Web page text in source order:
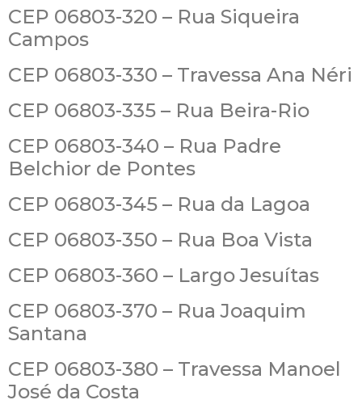
CEP 06803-320 – Rua Siqueira
Campos
CEP 06803-330 – Travessa Ana Néri
CEP 06803-335 – Rua Beira-Rio
CEP 06803-340 – Rua Padre
Belchior de Pontes
CEP 06803-345 – Rua da Lagoa
CEP 06803-350 – Rua Boa Vista
CEP 06803-360 – Largo Jesuítas
CEP 06803-370 – Rua Joaquim
Santana
CEP 06803-380 – Travessa Manoel
José da Costa